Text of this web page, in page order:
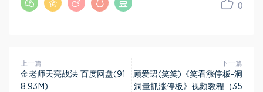
0
上一篇
金老师天亮战法 百度网盘(91
8.93M)
下一篇
顾爱珺(笑笑)《笑看涨停板-洞
洞量抓涨停板》视频教程（35